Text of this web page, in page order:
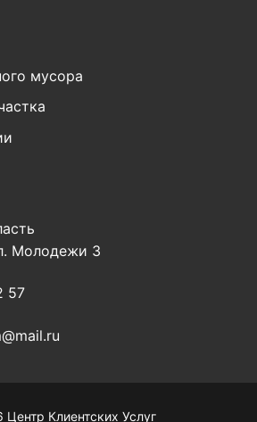
мусора
Молодежи 3
57
Клиентских Услуг